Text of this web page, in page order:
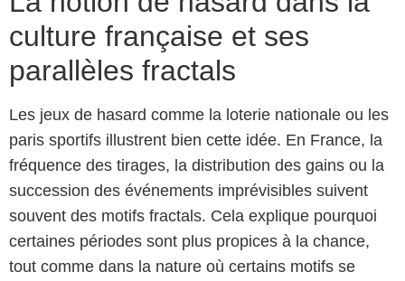
culture française et ses
parallèles fractals
Les jeux de hasard comme la loterie nationale ou les
paris sportifs illustrent bien cette idée. En France, la
fréquence des tirages, la distribution des gains ou la
succession des événements imprévisibles suivent
souvent des motifs fractals. Cela explique pourquoi
certaines périodes sont plus propices à la chance,
tout comme dans la nature où certains motifs se